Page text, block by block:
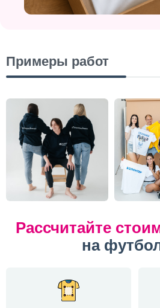
Примеры работ
Рассчитайте
на